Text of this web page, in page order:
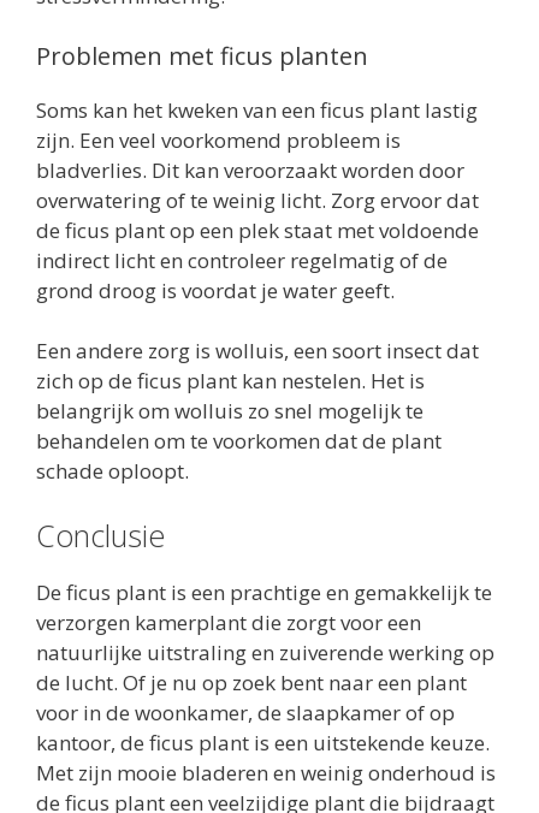
Problemen met ficus planten
Soms kan het kweken van een ficus plant lastig
zijn. Een veel voorkomend probleem is
bladverlies. Dit kan veroorzaakt worden door
overwatering of te weinig licht. Zorg ervoor dat
de ficus plant op een plek staat met voldoende
indirect licht en controleer regelmatig of de
grond droog is voordat je water geeft.
Een andere zorg is wolluis, een soort insect dat
zich op de ficus plant kan nestelen. Het is
belangrijk om wolluis zo snel mogelijk te
behandelen om te voorkomen dat de plant
schade oploopt.
Conclusie
De ficus plant is een prachtige en gemakkelijk te
verzorgen kamerplant die zorgt voor een
natuurlijke uitstraling en zuiverende werking op
de lucht. Of je nu op zoek bent naar een plant
voor in de woonkamer, de slaapkamer of op
kantoor, de ficus plant is een uitstekende keuze.
Met zijn mooie bladeren en weinig onderhoud is
de ficus plant een veelzijdige plant die bijdraagt